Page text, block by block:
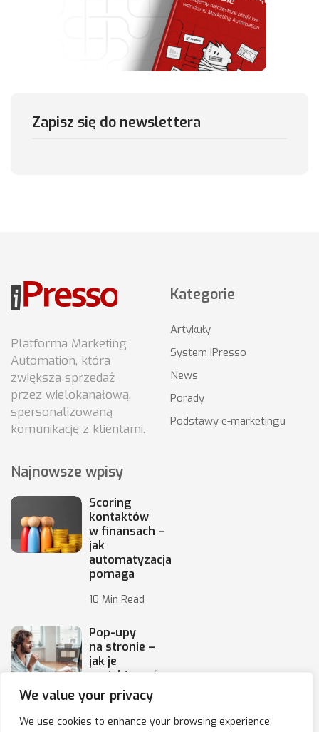
We value your privacy
We use cookies to enhance your browsing experience,
Zapisz się do newslettera
Platforma Marketing
Automation, która
zwiększa sprzedaż
przez wielokanałową,
spersonalizowaną
komunikację z klientami.
Kategorie
Artykuły
System iPresso
News
Porady
Podstawy e-marketingu
Najnowsze wpisy
Scoring
kontaktów
w finansach –
jak
automatyzacja
pomaga
10 Min Read
Pop-upy
na stronie –
jak je
projektować,
by
10 Min Read